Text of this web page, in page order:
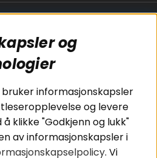
Cookies
Kjøpsvilkår
Personvernpolicy
Service / Garanti /
Retur
og
bruker informasjonskapsler
og levere
klikke "Godkjenn og lukk"
av informasjonskapsler i
. Vi